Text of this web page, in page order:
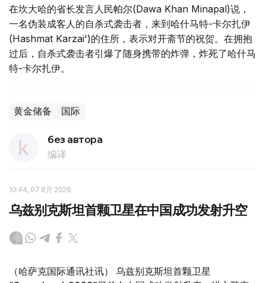
在坎大哈的省长发言人民帕尔(Dawa Khan Minapal)说，
一名伪装成客人的自杀式袭击者，来到哈什马特-卡尔扎伊
(Hashmat Karzai')的住所，表示对开斋节的祝贺。在拥抱
过后，自杀式袭击者引爆了随身携带的炸弹，炸死了哈什马
特-卡尔扎伊。
黄金储备 国际
без автора
编译
10:44, 07 8月 2026
乌兹别克斯坦首颗卫星在中国成功发射升空
（哈萨克国际通讯社讯） 乌兹别克斯坦首颗卫星